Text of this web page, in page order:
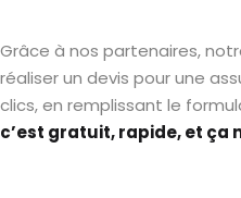
Grâce à nos partenaires,
réaliser un devis pour une
clics, en remplissant le
c’est gratuit, rapide, et ça